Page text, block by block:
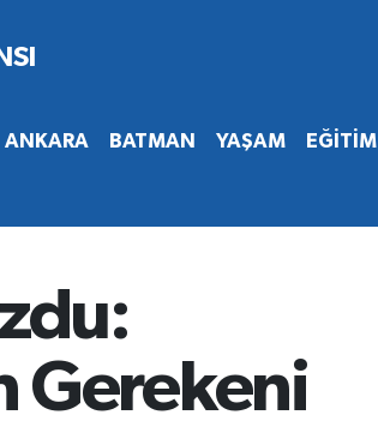
ANKARA BATMAN YAŞAM EĞİTİM
Gerekeni